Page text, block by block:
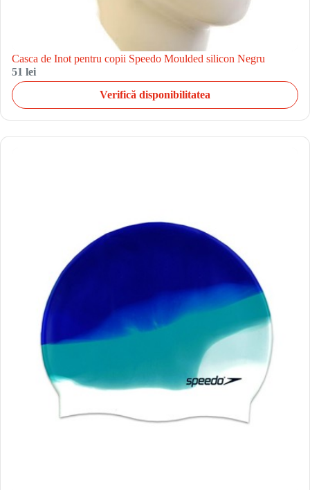
Casca de Inot pentru copii Speedo Moulded silicon Negru
51 lei
Verifică disponibilitatea